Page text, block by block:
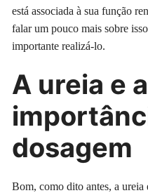
está associada à sua função
falar um pouco mais sobre
importante realizá-lo.
A ureia e a
dosagem
Bom, como dito antes, a ureia